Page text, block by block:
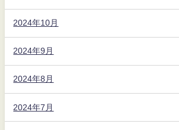
2024年10月
2024年9月
2024年8月
2024年7月